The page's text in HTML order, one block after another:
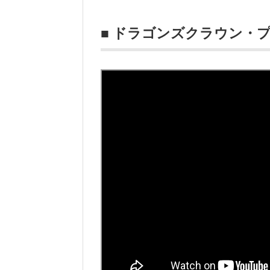
■ ドラゴンズクラウン・